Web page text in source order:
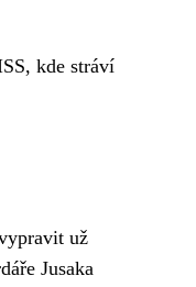
kde stráví
už
Jusaka